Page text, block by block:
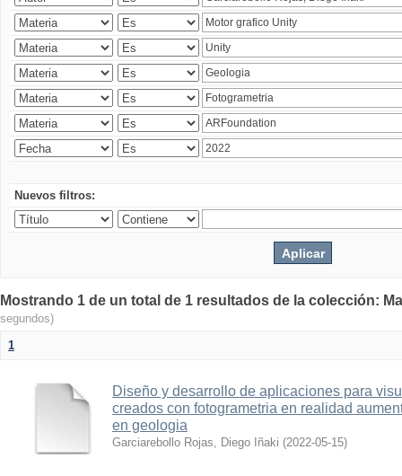
Nuevos filtros:
Mostrando 1 de un total de 1 resultados de la colección:
segundos)
1
Diseño y desarrollo de aplicaciones para
creados con fotogrametria en realidad
en geologia
Garciarebollo Rojas, Diego Iñaki (2022-05-15)